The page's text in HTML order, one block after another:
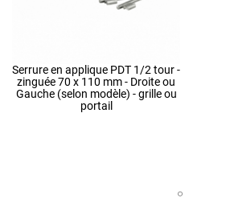
Serrure en applique PDT 1/2 tour -
zinguée 70 x 110 mm - Droite ou
Gauche (selon modèle) - grille ou
portail